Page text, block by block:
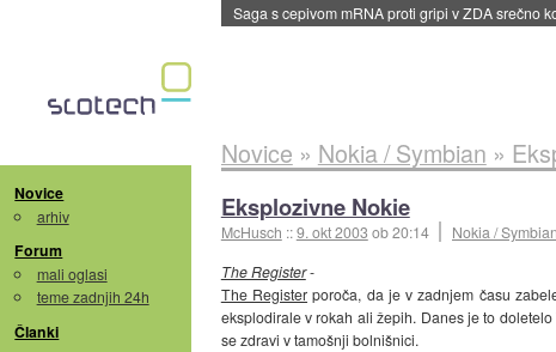
BMW v vozilih začel predvajati reklame::danes
Novice
arhiv
Forum
mali oglasi
teme zadnjih 24h
Članki
Novice » Nokia / Symbian »
Eksplozivne Nokie
McHusch ::9. okt 2003 ob 20:14 Nokia / Symbian
The Register-
The Register poroča, da je v zadnjem času
eksplodirale v rokah ali žepih. Danes je to
se zdravi v tamošnji bolnišnici.